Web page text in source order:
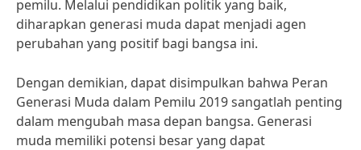
pemilu. Melalui pendidikan politik yang baik,
diharapkan generasi muda dapat menjadi agen
perubahan yang positif bagi bangsa ini.
Dengan demikian, dapat disimpulkan bahwa Peran
Generasi Muda dalam Pemilu 2019 sangatlah penting
dalam mengubah masa depan bangsa. Generasi
muda memiliki potensi besar yang dapat